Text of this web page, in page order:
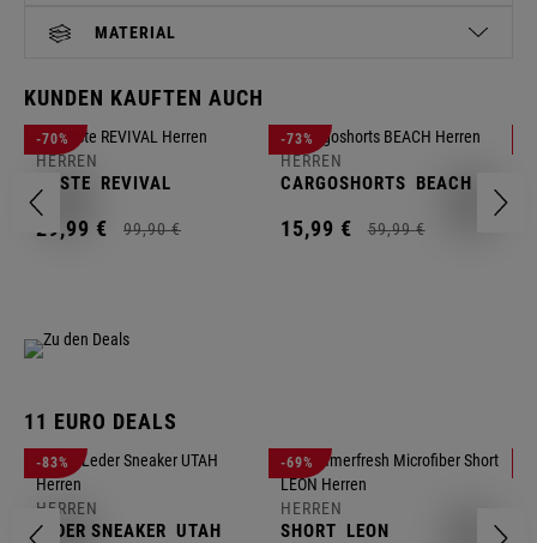
MATERIAL
KUNDEN KAUFTEN AUCH
-70%
HERREN
WESTE REVIVAL
29,99 € 99,90 €
-73%
HERREN
CARGOSHORTS BEACH
15,99 € 59,99 €
11 EURO DEALS
-83%
HERREN
LEDER SNEAKER UTAH
-69%
HERREN
SHORT LEON